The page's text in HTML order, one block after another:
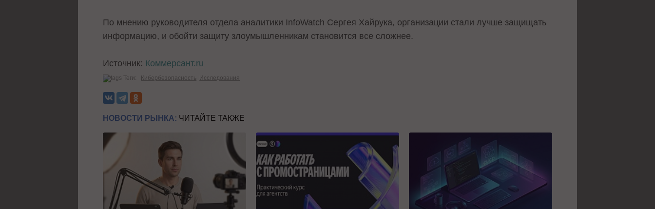
По мнению руководителя отдела аналитики InfoWatch Сергея Хайрука, организации стали лучше защищать
информацию, и обойти защиту злоумышленникам становится все сложнее.
Источник: Коммерсант.ru
Теги: Кибербезопасность Исследования
НОВОСТИ РЫНКА: ЧИТАЙТЕ ТАКЖЕ